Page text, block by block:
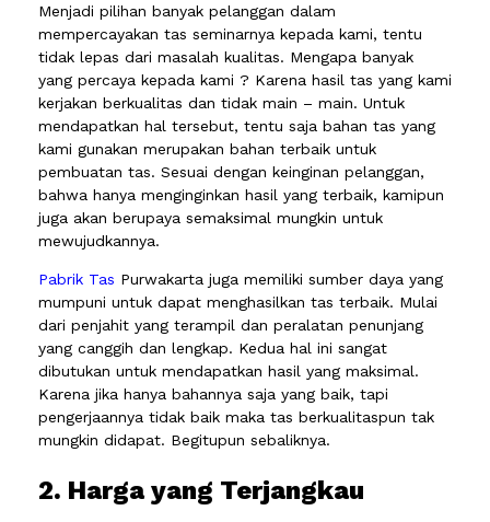
Menjadi pilihan banyak pelanggan dalam
mempercayakan tas seminarnya kepada kami, tentu
tidak lepas dari masalah kualitas. Mengapa banyak
yang percaya kepada kami ? Karena hasil tas yang kami
kerjakan berkualitas dan tidak main – main. Untuk
mendapatkan hal tersebut, tentu saja bahan tas yang
kami gunakan merupakan bahan terbaik untuk
pembuatan tas. Sesuai dengan keinginan pelanggan,
bahwa hanya menginginkan hasil yang terbaik, kamipun
juga akan berupaya semaksimal mungkin untuk
mewujudkannya.
Pabrik Tas Purwakarta juga memiliki sumber daya yang
mumpuni untuk dapat menghasilkan tas terbaik. Mulai
dari penjahit yang terampil dan peralatan penunjang
yang canggih dan lengkap. Kedua hal ini sangat
dibutukan untuk mendapatkan hasil yang maksimal.
Karena jika hanya bahannya saja yang baik, tapi
pengerjaannya tidak baik maka tas berkualitaspun tak
mungkin didapat. Begitupun sebaliknya.
2. Harga yang Terjangkau